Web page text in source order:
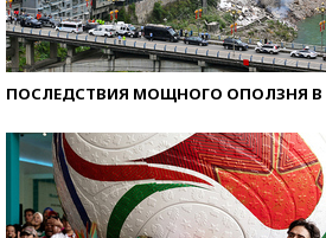
ПОСЛЕДСТВИЯ МОЩНОГО ОПОЛЗНЯ В